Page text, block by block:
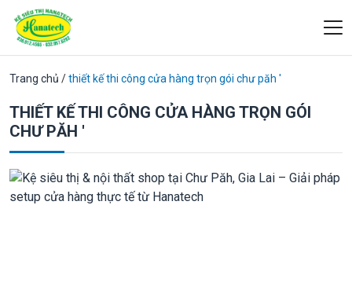
Trang chủ /thiết kế thi công cửa hàng trọn gói chư păh '
THIẾT KẾ THI CÔNG CỬA HÀNG TRỌN GÓI
CHƯ PĂH '